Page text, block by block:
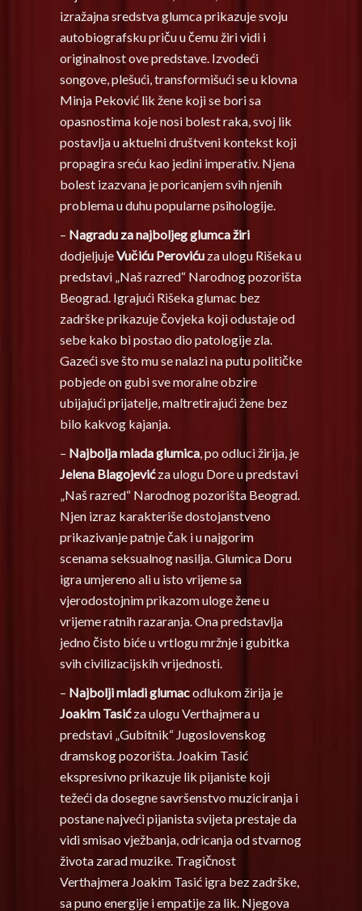
izražajna sredstva glumca prikazuje svoju
autobiografsku priču u čemu žiri vidi i
originalnost ove predstave. Izvodeći
songove, plešući, transformišući se u klovna
Minja Peković lik žene koji se bori sa
opasnostima koje nosi bolest raka, svoj lik
postavlja u aktuelni društveni kontekst koji
propagira sreću kao jedini imperativ. Njena
bolest izazvana je poricanjem svih njenih
problema u duhu popularne psihologije.
– Nagradu za najboljeg glumca žiri
dodjeljujeVučiću Peroviću za ulogu Rišeka u
predstavi „Naš razred“ Narodnog pozorišta
Beograd. Igrajući Rišeka glumac bez
zadrške prikazuje čovjeka koji odustaje od
sebe kako bi postao dio patologije zla.
Gazeći sve što mu se nalazi na putu političke
pobjede on gubi sve moralne obzire
ubijajući prijatelje, maltretirajući žene bez
bilo kakvog kajanja.
– Najbolja mlada glumica, po odluci žirija, je
Jelena Blagojevićza ulogu Dore u predstavi
„Naš razred“ Narodnog pozorišta Beograd.
Njen izraz karakteriše dostojanstveno
prikazivanje patnje čak i u najgorim
scenama seksualnog nasilja. Glumica Doru
igra umjereno ali u isto vrijeme sa
vjerodostojnim prikazom uloge žene u
vrijeme ratnih razaranja. Ona predstavlja
jedno čisto biće u vrtlogu mržnje i gubitka
svih civilizacijskih vrijednosti.
– Najbolji mladi glumacodlukom žirija je
Joakim Tasićza ulogu Verthajmera u
predstavi „Gubitnik“ Jugoslovenskog
dramskog pozorišta. Joakim Tasić
ekspresivno prikazuje lik pijaniste koji
težeći da dosegne savršenstvo muziciranja i
postane najveći pijanista svijeta prestaje da
vidi smisao vježbanja, odricanja od stvarnog
života zarad muzike. Tragičnost
Verthajmera Joakim Tasić igra bez zadrške,
sa puno energije i empatije za lik. Njegova